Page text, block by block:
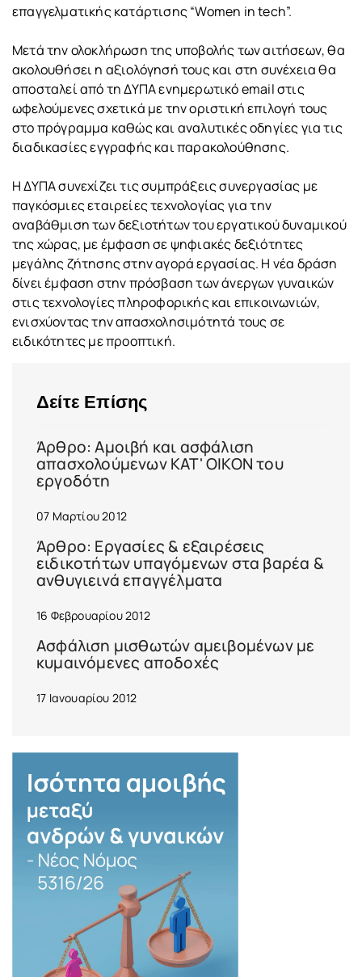
επαγγελματικής κατάρτισης “Women in tech”.
Μετά την ολοκλήρωση της υποβολής των αιτήσεων, θα
ακολουθήσει η αξιολόγησή τους και στη συνέχεια θα
αποσταλεί από τη ΔΥΠΑ ενημερωτικό email στις
ωφελούμενες σχετικά με την οριστική επιλογή τους
στο πρόγραμμα καθώς και αναλυτικές οδηγίες για τις
διαδικασίες εγγραφής και παρακολούθησης.
Η ΔΥΠΑ συνεχίζει τις συμπράξεις συνεργασίας με
παγκόσμιες εταιρείες τεχνολογίας για την
αναβάθμιση των δεξιοτήτων του εργατικού δυναμικού
της χώρας, με έμφαση σε ψηφιακές δεξιότητες
μεγάλης ζήτησης στην αγορά εργασίας. Η νέα δράση
δίνει έμφαση στην πρόσβαση των άνεργων γυναικών
στις τεχνολογίες πληροφορικής και επικοινωνιών,
ενισχύοντας την απασχολησιμότητά τους σε
ειδικότητες με προοπτική.
Δείτε Επίσης
Άρθρο: Αμοιβή και ασφάλιση
απασχολούμενων ΚΑΤ' ΟΙΚΟΝ του
εργοδότη
07 Μαρτίου 2012
Άρθρο: Εργασίες & εξαιρέσεις
ειδικοτήτων υπαγόμενων στα βαρέα &
ανθυγιεινά επαγγέλματα
16 Φεβρουαρίου 2012
Ασφάλιση μισθωτών αμειβομένων με
κυμαινόμενες αποδοχές
17 Ιανουαρίου 2012